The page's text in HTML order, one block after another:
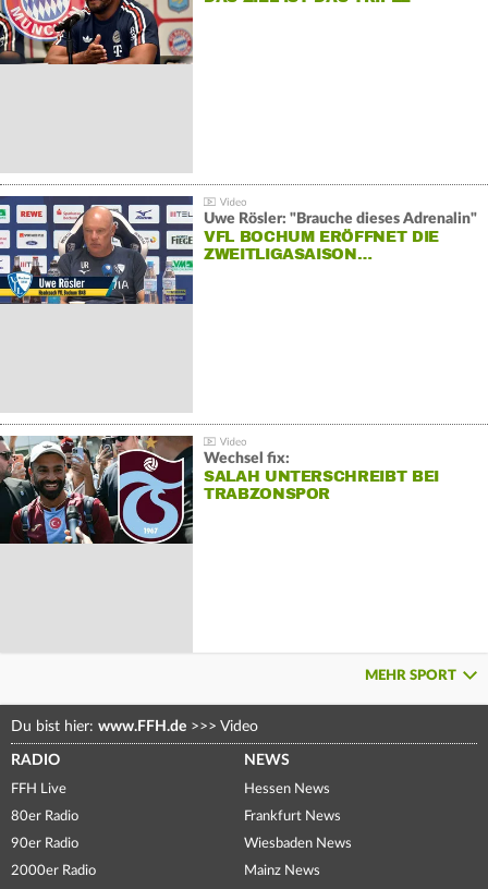
Uwe Rösler: "Brauche dieses Adrenalin"
VFL BOCHUM ERÖFFNET DIE
ZWEITLIGASAISON…
Wechsel fix:
SALAH UNTERSCHREIBT BEI
TRABZONSPOR
MEHR SPORT
Du bist hier: www.FFH.de >>> Video
RADIO
FFH Live
80er Radio
90er Radio
2000er Radio
NEWS
Hessen News
Frankfurt News
Wiesbaden News
Mainz News